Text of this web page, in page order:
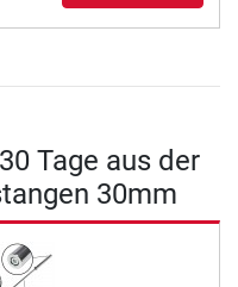
Tage aus der
30mm